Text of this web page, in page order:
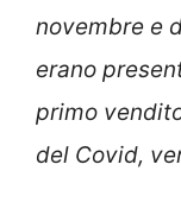
novembre e
erano
primo
del Covid,